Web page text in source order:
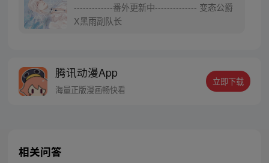
-------------番外更新中-------------- 变态公爵
X黑雨副队长
腾讯动漫App
海量正版漫画畅快看
立即下载
相关问答